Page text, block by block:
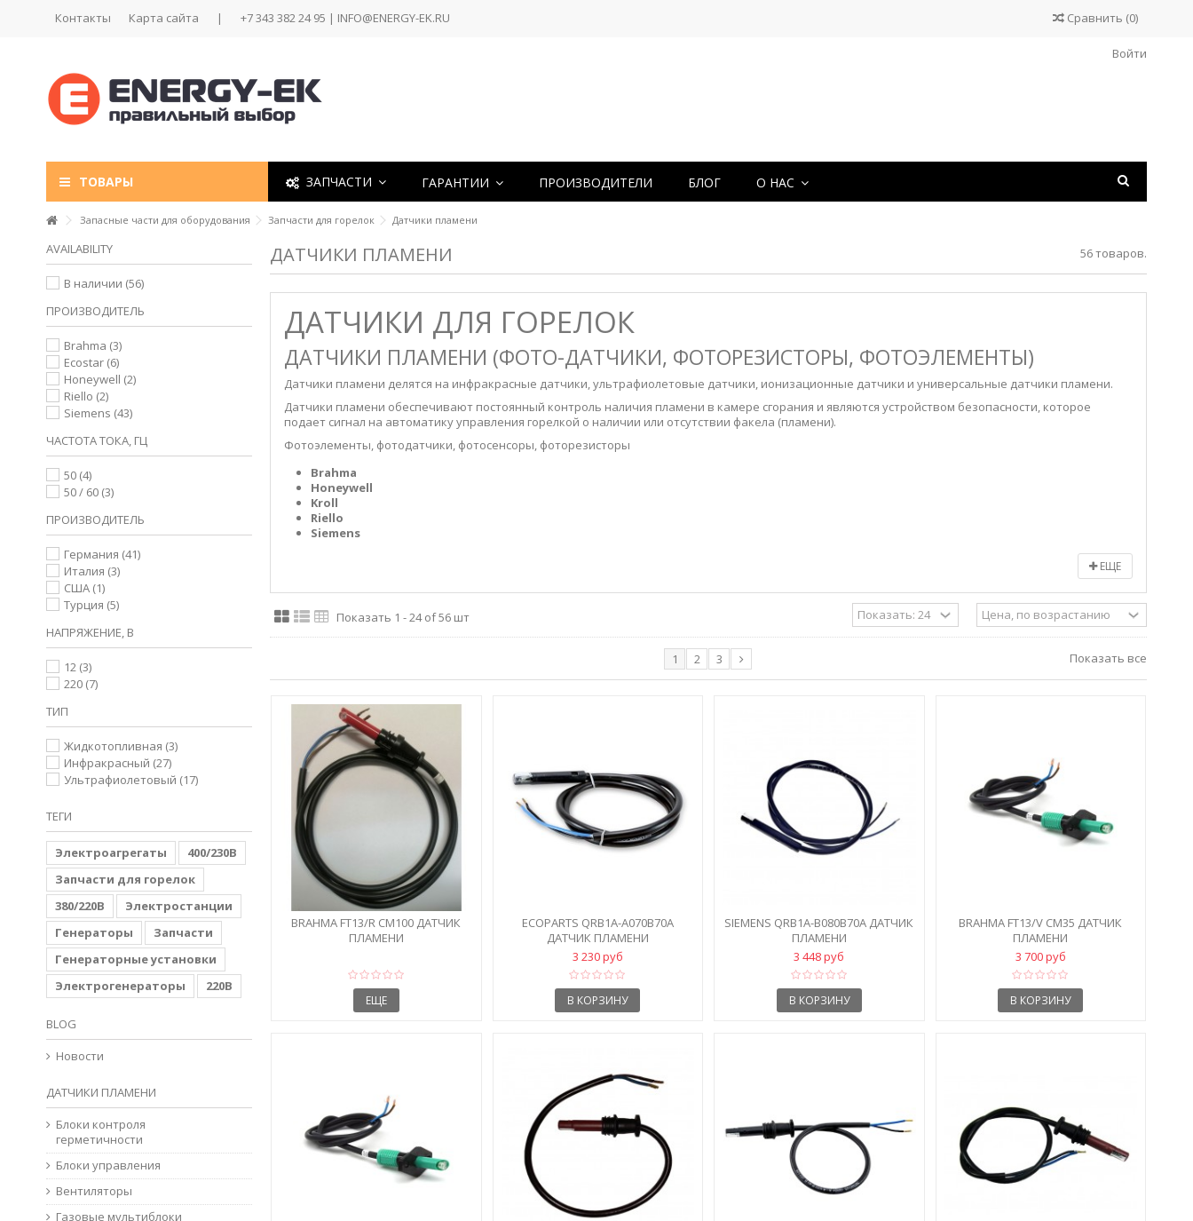
Контакты Карта сайта | +7 343 382 24 95 | INFO@ENERGY-EK.RU Сравнить (0)
Войти
ТОВАРЫ ЗАПЧАСТИ ГАРАНТИИ ПРОИЗВОДИТЕЛИ БЛОГ О НАС
Запасные части для оборудования Запчасти для горелок Датчики пламени
ДАТЧИКИ ПЛАМЕНИ 56 товаров.
ДАТЧИКИ ДЛЯ ГОРЕЛОК
ДАТЧИКИ ПЛАМЕНИ (ФОТО-ДАТЧИКИ, ФОТОРЕЗИСТОРЫ, ФОТОЭЛЕМЕНТЫ)
Датчики пламени делятся на инфракрасные датчики, ультрафиолетовые датчики, ионизационные датчики и универсальные датчики пламени.
Датчики пламени обеспечивают постоянный контроль наличия пламени в камере сгорания и являются устройством безопасности, которое
подает сигнал на автоматику управления горелкой о наличии или отсутствии факела (пламени).
Фотоэлементы, фотодатчики, фотосенсоры, фоторезисторы
Brahma
Honeywell
Kroll
Riello
Siemens
ЕЩЕ
Показать 1 - 24 of 56 шт
Показать все
1 2 3
BRAHMA FT13/R CM100 ДАТЧИК
ПЛАМЕНИ
ЕЩЕ
ECOPARTS QRB1A-A070B70A
ДАТЧИК ПЛАМЕНИ
3 230 руб
В КОРЗИНУ
SIEMENS QRB1A-B080B70A ДАТЧИК
ПЛАМЕНИ
3 448 руб
В КОРЗИНУ
BRAHMA FT13/V CM35 ДАТЧИК
ПЛАМЕНИ
3 700 руб
В КОРЗИНУ
AVAILABILITY
В наличии (56)
ПРОИЗВОДИТЕЛЬ
Brahma (3)
Ecostar (6)
Honeywell (2)
Riello (2)
Siemens (43)
ЧАСТОТА ТОКА, ГЦ
50 (4)
50 / 60 (3)
ПРОИЗВОДИТЕЛЬ
Германия (41)
Италия (3)
США (1)
Турция (5)
НАПРЯЖЕНИЕ, В
12 (3)
220 (7)
ТИП
Жидкотопливная (3)
Инфракрасный (27)
Ультрафиолетовый (17)
ТЕГИ
Электроагрегаты
400/230В
Запчасти для горелок
380/220В
Электростанции
Генераторы
Запчасти
Генераторные установки
Электрогенераторы
220В
BLOG
Новости
ДАТЧИКИ ПЛАМЕНИ
Блоки контроля
герметичности
Блоки управления
Вентиляторы
Газовые мультиблоки